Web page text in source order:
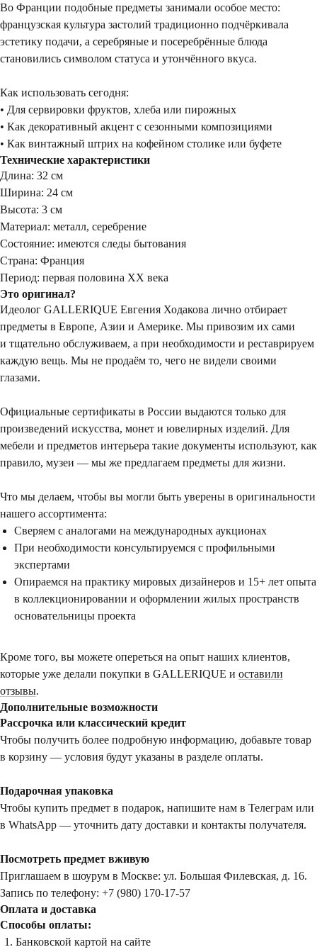
Во Франции подобные предметы занимали особое место:
французская культура застолий традиционно подчёркивала
эстетику подачи, а серебряные и посеребрённые блюда
становились символом статуса и утончённого вкуса.
Как использовать сегодня:
• Для сервировки фруктов, хлеба или пирожных
• Как декоративный акцент с сезонными композициями
• Как винтажный штрих на кофейном столике или буфете
Технические характеристики
Длина: 32 см
Ширина: 24 см
Высота: 3 см
Материал: металл, серебрение
Состояние: имеются следы бытования
Страна: Франция
Период: первая половина ХХ века
Это оригинал?
Идеолог GALLERIQUE Евгения Ходакова лично отбирает
предметы в Европе, Азии и Америке. Мы привозим их сами
и тщательно обслуживаем, а при необходимости и реставрируем
каждую вещь. Мы не продаём то, чего не видели своими
глазами.
Официальные сертификаты в России выдаются только для
произведений искусства, монет и ювелирных изделий. Для
мебели и предметов интерьера такие документы используют, как
правило, музеи — мы же предлагаем предметы для жизни.
Что мы делаем, чтобы вы могли быть уверены в оригинальности
нашего ассортимента:
Сверяем с аналогами на международных аукционах
При необходимости консультируемся с профильными
экспертами
Опираемся на практику мировых дизайнеров и 15+ лет опыта
в коллекционировании и оформлении жилых пространств
основательницы проекта
Кроме того, вы можете опереться на опыт наших клиентов,
которые уже делали покупки в GALLERIQUE и оставили
отзывы.
Дополнительные возможности
Рассрочка или классический кредит
Чтобы получить более подробную информацию, добавьте товар
в корзину — условия будут указаны в разделе оплаты.
Подарочная упаковка
Чтобы купить предмет в подарок, напишите нам в Телеграм или
в WhatsApp — уточнить дату доставки и контакты получателя.
Посмотреть предмет вживую
Приглашаем в шоурум в Москве: ул. Большая Филевская, д. 16.
Запись по телефону: +7 (980) 170-17-57
Оплата и доставка
Способы оплаты:
Банковской картой на сайте